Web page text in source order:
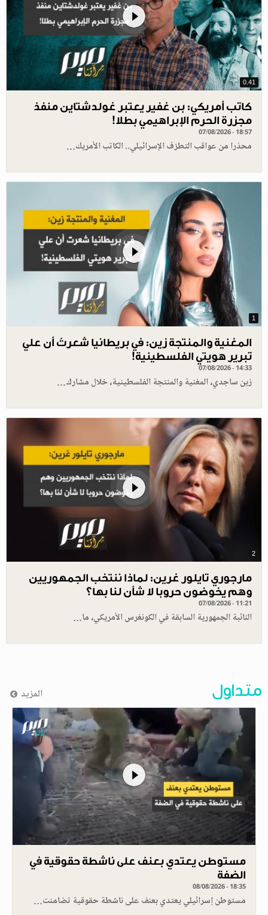
0.41
كاتب أمريكي: بن غفير يعتبر غولدشتاين منفذ
مجزرة الحرم الإبراهيمي بطلا!
07/08/2026 - 18:57
محذرا من عواقب التطرّف الإسرائيلي.. الكاتب الأمريك…
1
المغنية والمنتجة زين: في بريطانيا شعرتُ أن علي
تبرير هويتي الفلسطينية!
07/08/2026 - 14:33
زين ساجدي، المغنية والمنتجة الفلسطينية، خلال مشارك…
2
مارجوري تايلور غرين: لماذا ننتخب الجمهوريين
وهم يخوضون حروبا لا شأن لنا بها؟
07/08/2026 - 11:21
النائبة الجمهورية السابقة في الكونغرس الأمريكي، ما…
متداول المزيد
مستوطن يعتدي بعنف على ناشطة حقوقية في
الضفة
08/08/2026 - 18:35
مستوطن إسرائيلي يعتدي بعنف على ناشطة حقوقية تضامنت…